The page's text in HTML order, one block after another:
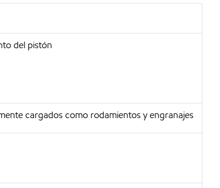
del pistón
cargados como rodamientos y engranajes